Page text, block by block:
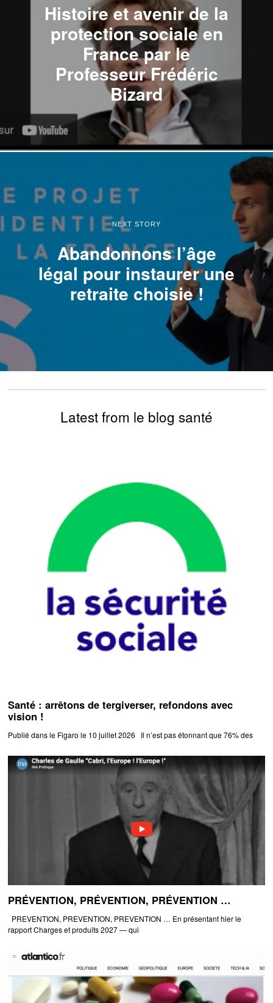
Histoire et avenir de la
protection sociale en
France par le
Professeur Frédéric
Bizard
NEXT STORY
Abandonnons l’âge
légal pour instaurer une
retraite choisie !
Latest from le blog santé
Santé : arrêtons de tergiverser, refondons avec
vision !
Publié dans le Figaro le 10 juillet 2026 Il n’est pas étonnant que 76% des
PRÉVENTION, PRÉVENTION, PRÉVENTION …
PREVENTION, PREVENTION, PREVENTION … En présentant hier le
rapport Charges et produits 2027 — qui